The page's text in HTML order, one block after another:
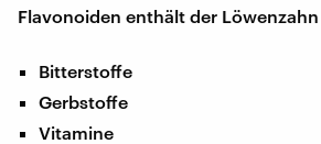
Flavonoiden enthält der
Bitterstoffe
Gerbstoffe
Vitamine